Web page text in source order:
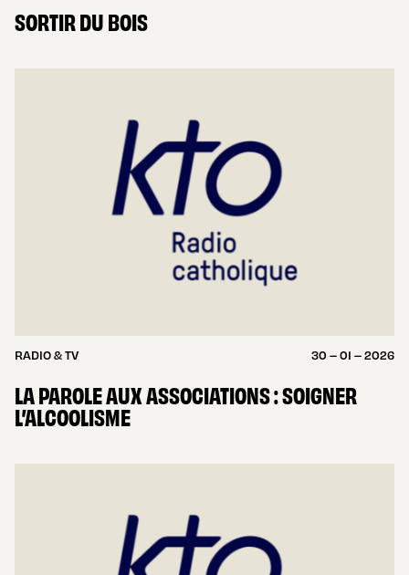
SORTIR DU BOIS
RADIO & TV 30 – 01 – 2026
LA PAROLE AUX ASSOCIATIONS : SOIGNER
L’ALCOOLISME